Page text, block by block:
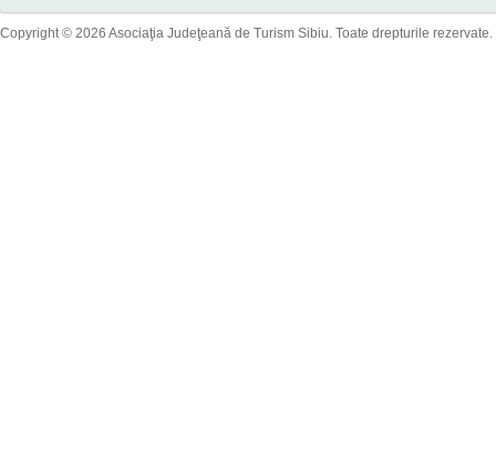
Copyright © 2026 Asociaţia Judeţeană de Turism Sibiu. Toate drepturile rezervate.